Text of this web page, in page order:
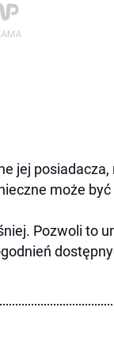
jej posiadacza,
może
Pozwoli to